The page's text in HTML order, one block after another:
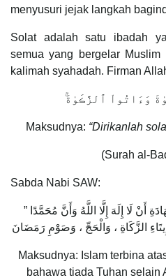
menyusuri jejak langkah
Solat adalah satu ibadah
semua yang bergelar
kalimah syahadah. Firman
وَءَاتُواْ ٱلزَّڪَوٰةَ‌ۚ
Maksudnya: “Dirikanlah
(Surah al-
Sabda Nabi SAW:
” بُنِيَ الْإِسْلَامُ عَلَى خَمْسٍ ، شَهَادَةِ أَنْ لَا إِلَهَ إِلَّا اللَّهُ وَأَنَّ مُحَمَّدًا
Maksudnya: Islam terbina
bahawa tiada Tuhan selain